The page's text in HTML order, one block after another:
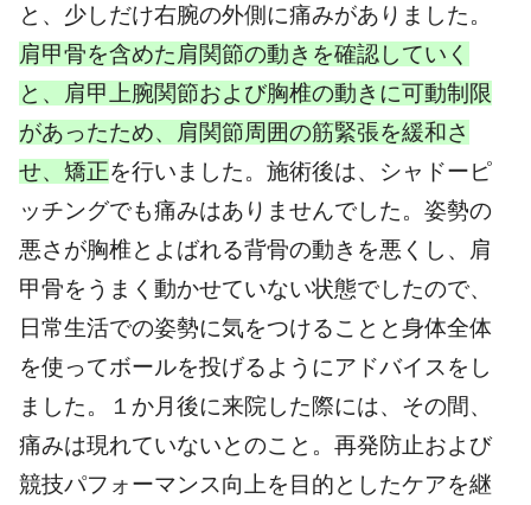
と、少しだけ右腕の外側に痛みがありました。
肩甲骨を含めた肩関節の動きを確認していく
と、肩甲上腕関節および胸椎の動きに可動制限
があったため、肩関節周囲の筋緊張を緩和さ
せ、矯正を行いました。施術後は、シャドーピ
ッチングでも痛みはありませんでした。姿勢の
悪さが胸椎とよばれる背骨の動きを悪くし、肩
甲骨をうまく動かせていない状態でしたので、
日常生活での姿勢に気をつけることと身体全体
を使ってボールを投げるようにアドバイスをし
ました。１か月後に来院した際には、その間、
痛みは現れていないとのこと。再発防止および
競技パフォーマンス向上を目的としたケアを継